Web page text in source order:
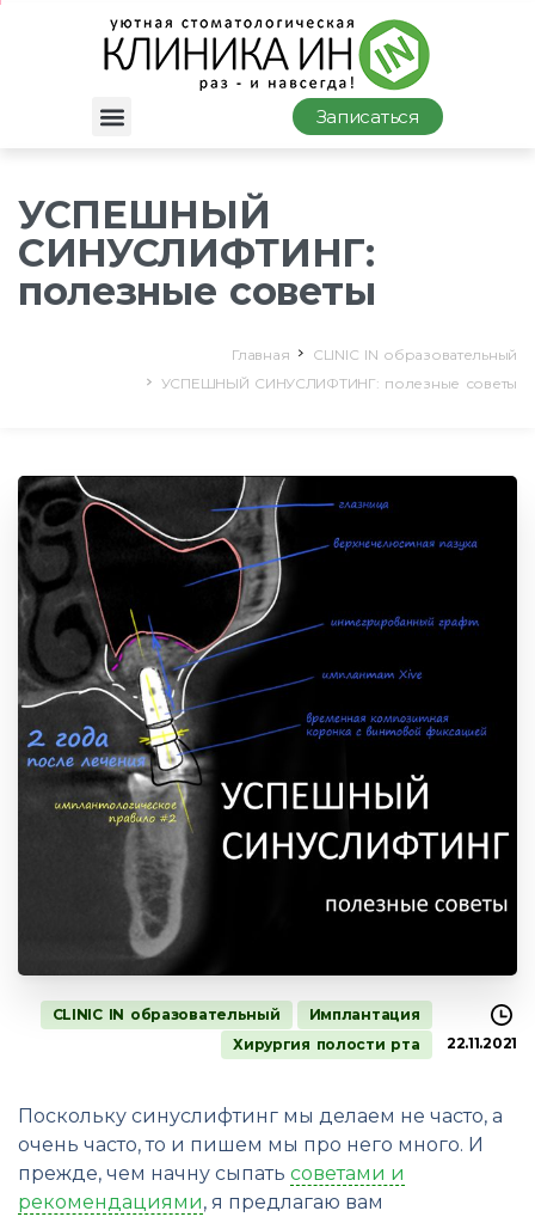
Записаться
УСПЕШНЫЙ
СИНУСЛИФТИНГ:
полезные советы
Главная
CLINIC IN образовательный
УСПЕШНЫЙ СИНУСЛИФТИНГ: полезные советы
CLINIC IN образовательный
Имплантация
Хирургия полости рта
22.11.2021
Поскольку синуслифтинг мы делаем не часто, а
очень часто, то и пишем мы про него много. И
прежде, чем начну сыпать советами и
рекомендациями, я предлагаю вам